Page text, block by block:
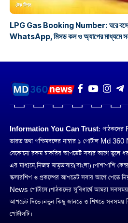
টেক টিপস
LPG Gas Booking Number: ঘরে বসেই
WhatsApp, মিসড কল ও অ্যাপের মাধ্যমে
Information You Can Trust: পাঠকদের
ভারত তথা পশ্চিমবঙ্গের নাম্বার ১ পোর্টাল Md
যেকোনো রকম চাকরির আপডেট সবার আগে তুলে
এর মাধ্যমে,নিজস্ব মাতৃভাষায়(বাংলা)। পাশাপাশি
স্কলারশিপ ও প্রকল্পের আপডেট সবার আগে পেতে
News পোর্টালে। পাঠকদের সুবিধার্থে আমরা
আপডেট দিতে। নতুন কিছু জানতে ও শিখতে
পোর্টালটি।